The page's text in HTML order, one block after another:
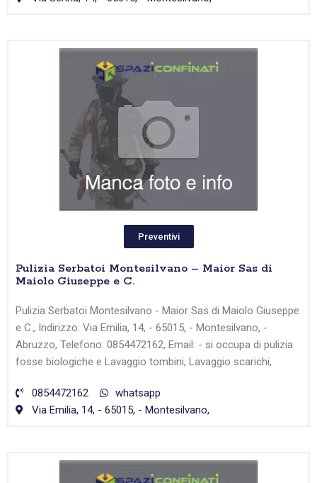
Preventivi
Pulizia Serbatoi Montesilvano – Maior Sas di
Maiolo Giuseppe e C.
Pulizia Serbatoi Montesilvano - Maior Sas di Maiolo Giuseppe
e C., Indirizzo: Via Emilia, 14, - 65015, - Montesilvano, -
Abruzzo, Telefono: 0854472162, Email: - si occupa di pulizia
fosse biologiche e Lavaggio tombini, Lavaggio scarichi,
0854472162
whatsapp
Via Emilia, 14, - 65015, - Montesilvano,